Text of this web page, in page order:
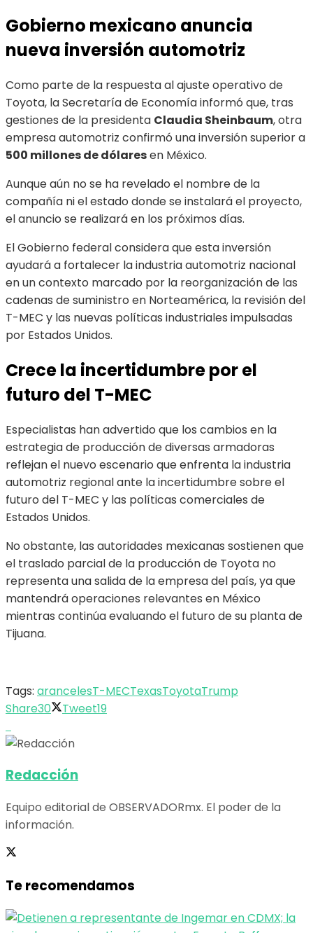
Gobierno mexicano anuncia
nueva inversión automotriz
Como parte de la respuesta al ajuste operativo de
Toyota, la Secretaría de Economía informó que, tras
gestiones de la presidenta Claudia Sheinbaum, otra
empresa automotriz confirmó una inversión superior a
500 millones de dólaresen México.
Aunque aún no se ha revelado el nombre de la
compañía ni el estado donde se instalará el proyecto,
el anuncio se realizará en los próximos días.
El Gobierno federal considera que esta inversión
ayudará a fortalecer la industria automotriz nacional
en un contexto marcado por la reorganización de las
cadenas de suministro en Norteamérica, la revisión del
T-MEC y las nuevas políticas industriales impulsadas
por Estados Unidos.
Crece la incertidumbre por el
futuro del T-MEC
Especialistas han advertido que los cambios en la
estrategia de producción de diversas armadoras
reflejan el nuevo escenario que enfrenta la industria
automotriz regional ante la incertidumbre sobre el
futuro del T-MEC y las políticas comerciales de
Estados Unidos.
No obstante, las autoridades mexicanas sostienen que
el traslado parcial de la producción de Toyota no
representa una salida de la empresa del país, ya que
mantendrá operaciones relevantes en México
mientras continúa evaluando el futuro de su planta de
Tijuana.
Tags: arancelesT-MECTexasToyotaTrump
Share30 Tweet19
Redacción
Equipo editorial de OBSERVADORmx. El poder de la
información.
Te recomendamos